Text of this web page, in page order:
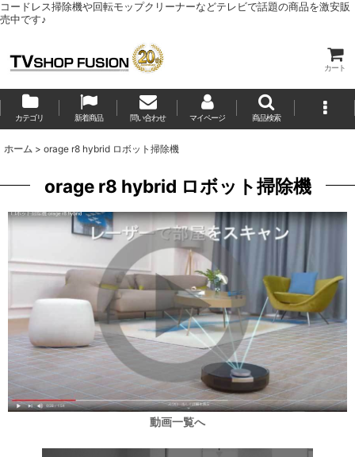
コードレス掃除機や回転モップクリーナーなどテレビで話題の商品を激安販
売中です♪
カート
カテゴリ 新着商品 問い合わせ マイページ 商品検索
ホーム > orage r8 hybrid ロボット掃除機
orage r8 hybrid ロボット掃除機
動画一覧へ